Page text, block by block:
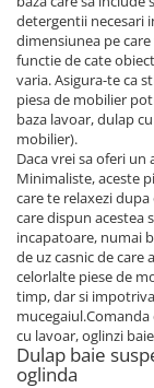
detergentii necesari
dimensiunea pe
functie de cate
varia. Asigura-te ca
piesa de mobilier
baza lavoar, dulap
mobilier).
Daca vrei sa oferi
Minimaliste, aceste
care te relaxezi
care dispun acestea
incapatoare, numai
de uz casnic de care
celorlalte piese de
timp, dar si
cu lavoar, oglinzi
Dulap baie
oglinda